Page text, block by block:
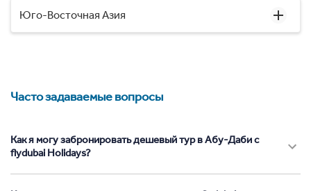
Юго-Восточная Азия
Часто задаваемые вопросы
Как я могу забронировать дешевый тур в Абу-Даби с
flydubai Holidays?